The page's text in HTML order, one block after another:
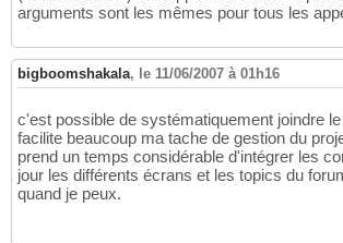
arguments sont les mêmes pour tous les
bigboomshakala, le 11/06/2007 à 01h16
c'est possible de systématiquement joindre
facilite beaucoup ma tache de gestion du
prend un temps considérable d'intégrer les
jour les différents écrans et les topics du
quand je peux.